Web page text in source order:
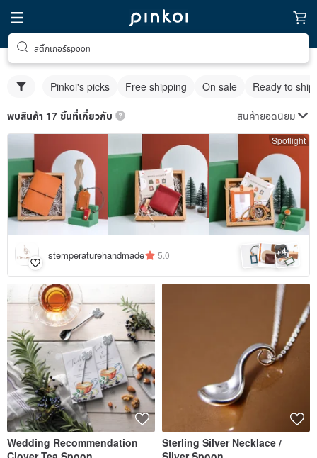
สติ๊กเกอร์spoon
Pinkoi's picks Free shipping On sale Ready to ship
พบสินค้า 17 ชิ้นที่เกี่ยวกับ สินค้ายอดนิยม
Spotlight
stemperaturehandmade 5.0 +4
Wedding Recommendation
Sterling Silver Necklace /